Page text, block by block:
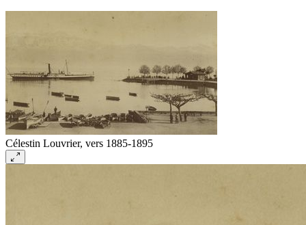
Célestin Louvrier, vers 1885-1895